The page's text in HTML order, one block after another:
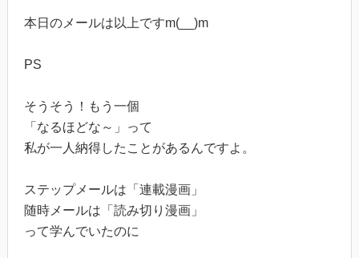
本日のメールは以上ですm(__)m
PS
そうそう！もう一個
「なるほどな～」って
私が一人納得したことがあるんですよ。
ステップメールは「連載漫画」
随時メールは「読み切り漫画」
って学んでいたのに